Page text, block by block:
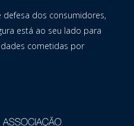
dos consumidores,
está ao seu lado para
cometidas por